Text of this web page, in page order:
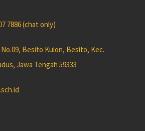
7886 (chat only)
No.09, Besito Kulon, Besito, Kec.
Jawa Tengah 59333